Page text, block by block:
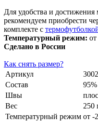
Для удобства и
рекомендуем приобрести
комплекте с
Температурный режим:
Сделано в России
Как снять размер?
Артикул
Состав
Швы
Вес
250
Температурный режим от -